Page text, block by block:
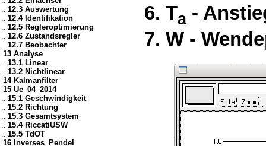
.. 12.3 Auswertung
.. 12.4 Identifikation
.. 12.5 Regleroptimierung
.. 12.6 Zustandsregler
.. 12.7 Beobachter
13 Analyse
.. 13.1 Linear
.. 13.2 Nichtlinear
14 Kalmanfilter
15 Ue_04_2014
.. 15.1 Geschwindigkeit
.. 15.2 Richtung
.. 15.3 Gesamtsystem
.. 15.4 RiccatiUSW
.. 15.5 TdOT
16 Inverses_Pendel
Ta -
W -